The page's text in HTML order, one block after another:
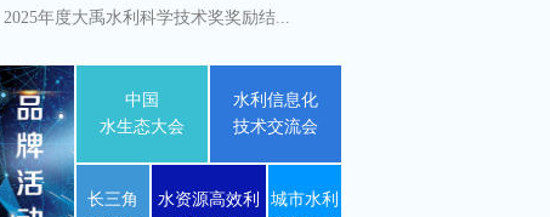
2025年度大禹水利科学技术奖奖励结...
中国
水生态大会
水利信息化
技术交流会
长三角
水资源高效利
城市水利